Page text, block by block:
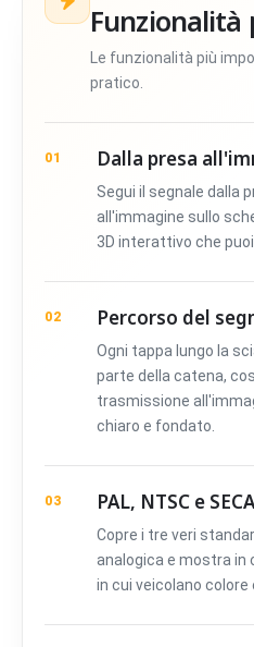
Funzionalità
Le funzionalità più
pratico.
01 Dalla presa
Segui il segnale dalla
all'immagine sullo
3D interattivo che
02 Percorso del
Ogni tappa lungo la
parte della catena,
trasmissione
chiaro e fondato.
03 PAL, NTSC e
Copre i tre veri
analogica e mostra in
in cui veicolano